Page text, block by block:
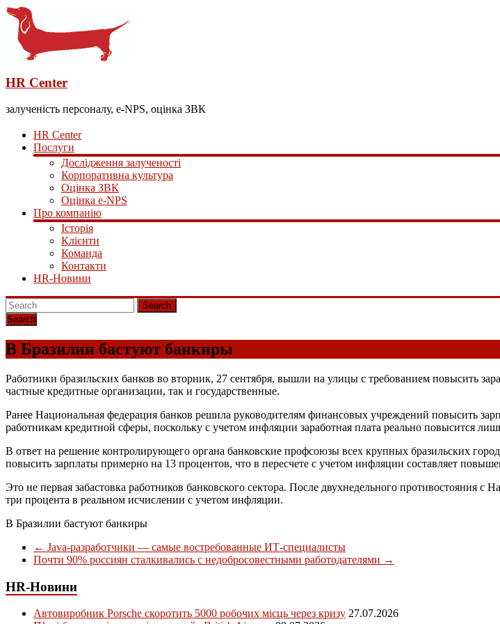
HR Center
залученість персоналу, e-NPS, оцінка ЗВК
HR Center
Послуги
Дослідження залученості
Корпоративна культура
Оцінка ЗВК
Оцінка e-NPS
Про компанію
Історія
Клієнти
Команда
Контакти
HR-Новини
Search
В Бразилии бастуют банкиры
Работники бразильских банков во вторник, 27 сентября, вышли на улицы с требованием повысить
частные кредитные организации, так и государственные.
Ранее Национальная федерация банков решила руководителям финансовых учреждений повысить
работникам кредитной сферы, поскольку с учетом инфляции заработная плата реально повысится
В ответ на решение контролирующего органа банковские профсоюзы всех крупных бразильских
повысить зарплаты примерно на 13 процентов, что в пересчете с учетом инфляции составляет
Это не первая забастовка работников банковского сектора. После двухнедельного противостояния
три процента в реальном исчислении с учетом инфляции.
В Бразилии бастуют банкиры
← Java-разработчики — cамые востребованные ИТ-специалисты
Почти 90% россиян сталкивались с недобросовестными работодателями →
HR-Новини
Автовиробник Porsche скоротить 5000 робочих місць через кризу 27.07.2026